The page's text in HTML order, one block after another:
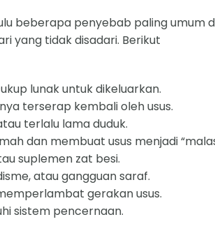
beberapa penyebab paling umum
yang tidak disadari. Berikut
lunak untuk dikeluarkan.
terserap kembali oleh usus.
terlalu lama duduk.
dan membuat usus menjadi
suplemen zat besi.
atau gangguan saraf.
gerakan usus.
sistem pencernaan.